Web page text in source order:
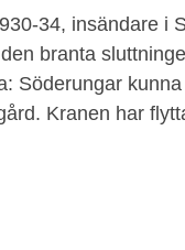
34, insändare i
branta
Söderungar
Kranen har